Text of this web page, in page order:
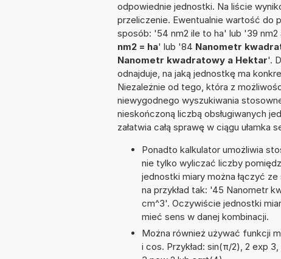
odpowiednie jednostki. Na liście
przeliczenie. Ewentualnie wartość do
sposób: '54 nm2 ile to ha' lub '39 nm2
nm2 = ha' lub '84 Nanometr
Nanometr kwadratowy a Hektar'.
odnajduje, na jaką jednostkę ma
Niezależnie od tego, która z
niewygodnego wyszukiwania
nieskończoną liczbą obsługiwanych
załatwia całą sprawę w ciągu ułamka
Ponadto kalkulator umożliwia
nie tylko wyliczać liczby
jednostki miary można łączyć
na przykład tak: '45 Nanometr
cm^3'. Oczywiście jednostki
mieć sens w danej kombinacji.
Można również używać funkcji
i cos. Przykład: sin(π/2), 2 exp